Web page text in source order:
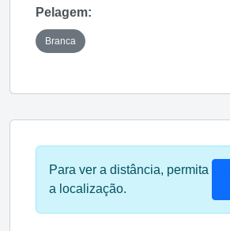
Pelagem:
Branca
Para ver a distância, permita
a localização.